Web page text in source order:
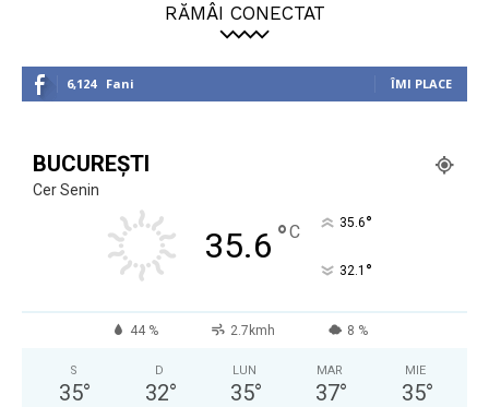
RĂMÂI CONECTAT
6,124 Fani ÎMI PLACE
BUCUREȘTI
Cer Senin
35.6 °C 35.6°
32.1 °
44 % 2.7kmh 8 %
S
35°
D
32°
LUN
35°
MAR
37°
MIE
35°